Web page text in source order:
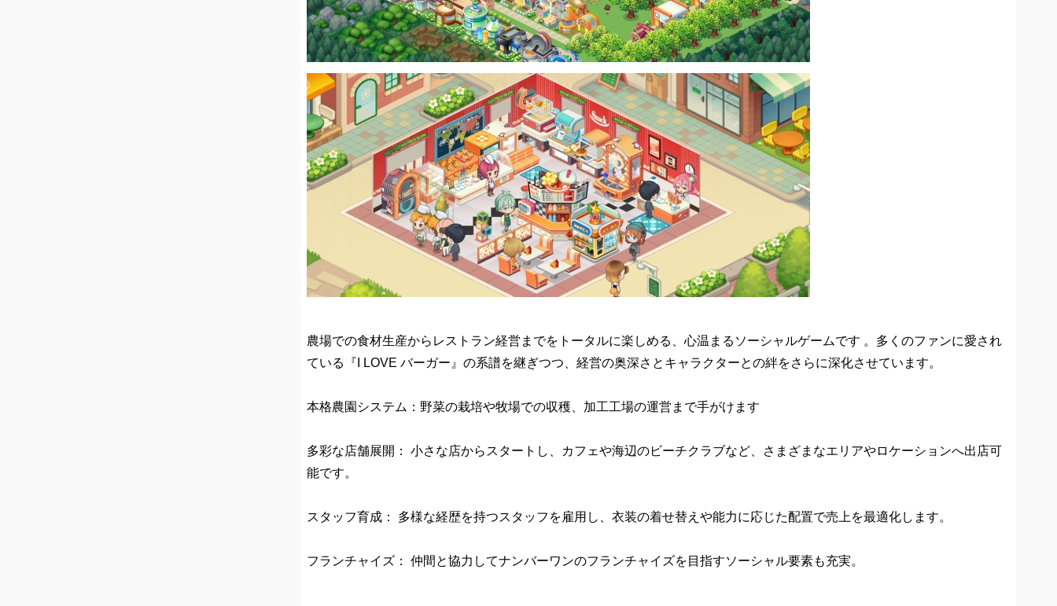
農場での食材生産からレストラン経営までをトータルに楽しめる、心温まるソーシャルゲームです 。多くのファンに愛され
ている『I LOVE バーガー』の系譜を継ぎつつ、経営の奥深さとキャラクターとの絆をさらに深化させています。
本格農園システム：野菜の栽培や牧場での収穫、加工工場の運営まで手がけます
多彩な店舗展開： 小さな店からスタートし、カフェや海辺のビーチクラブなど、さまざまなエリアやロケーションへ出店可
能です。
スタッフ育成： 多様な経歴を持つスタッフを雇用し、衣装の着せ替えや能力に応じた配置で売上を最適化します。
フランチャイズ： 仲間と協力してナンバーワンのフランチャイズを目指すソーシャル要素も充実。